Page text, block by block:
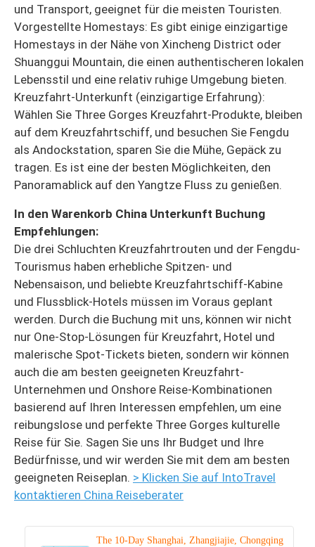
und Transport, geeignet für die meisten Touristen.
Vorgestellte Homestays: Es gibt einige einzigartige
Homestays in der Nähe von Xincheng District oder
Shuanggui Mountain, die einen authentischeren lokalen
Lebensstil und eine relativ ruhige Umgebung bieten.
Kreuzfahrt-Unterkunft (einzigartige Erfahrung):
Wählen Sie Three Gorges Kreuzfahrt-Produkte, bleiben
auf dem Kreuzfahrtschiff, und besuchen Sie Fengdu
als Andockstation, sparen Sie die Mühe, Gepäck zu
tragen. Es ist eine der besten Möglichkeiten, den
Panoramablick auf den Yangtze Fluss zu genießen.
In den Warenkorb China Unterkunft Buchung
Empfehlungen:
Die drei Schluchten Kreuzfahrtrouten und der Fengdu-
Tourismus haben erhebliche Spitzen- und
Nebensaison, und beliebte Kreuzfahrtschiff-Kabine
und Flussblick-Hotels müssen im Voraus geplant
werden. Durch die Buchung mit uns, können wir nicht
nur One-Stop-Lösungen für Kreuzfahrt, Hotel und
malerische Spot-Tickets bieten, sondern wir können
auch die am besten geeigneten Kreuzfahrt-
Unternehmen und Onshore Reise-Kombinationen
basierend auf Ihren Interessen empfehlen, um eine
reibungslose und perfekte Three Gorges kulturelle
Reise für Sie. Sagen Sie uns Ihr Budget und Ihre
Bedürfnisse, und wir werden Sie mit dem am besten
geeigneten Reiseplan. > Klicken Sie auf IntoTravel
kontaktieren China Reiseberater
The 10-Day Shanghai, Zhangjiajie, Chongqing